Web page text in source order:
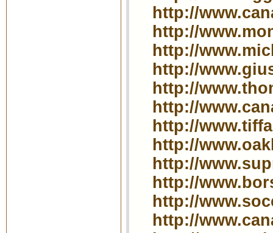
http://
http://
http://
http://
http://
http://
http://
http://
http://
http://
http://
http://